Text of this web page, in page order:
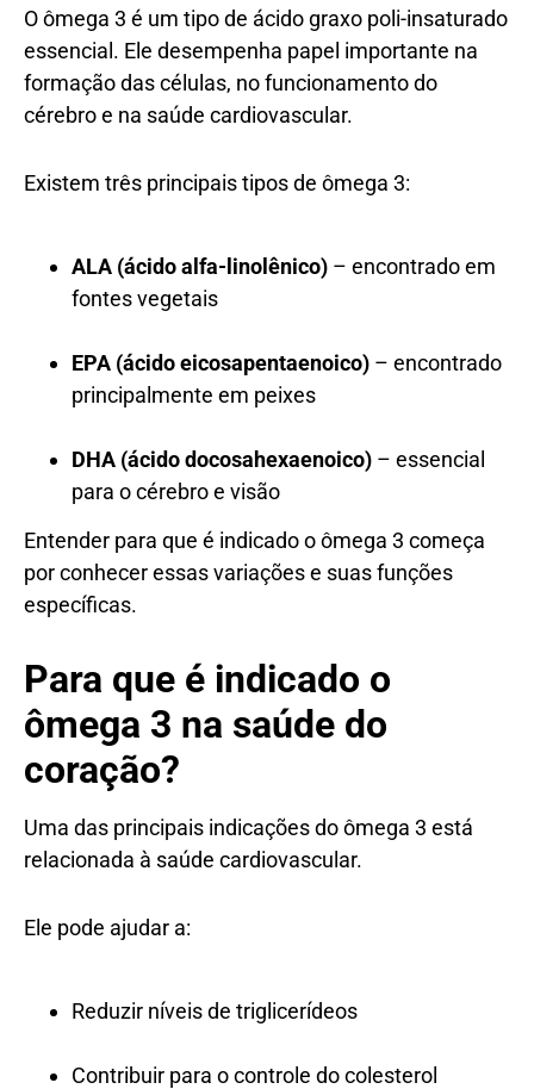
O ômega 3 é um tipo de ácido graxo poli-insaturado
essencial. Ele desempenha papel importante na
formação das células, no funcionamento do
cérebro e na saúde cardiovascular.
Existem três principais tipos de ômega 3:
ALA (ácido alfa-linolênico) – encontrado em
fontes vegetais
EPA (ácido eicosapentaenoico) – encontrado
principalmente em peixes
DHA (ácido docosahexaenoico) – essencial
para o cérebro e visão
Entender para que é indicado o ômega 3 começa
por conhecer essas variações e suas funções
específicas.
Para que é indicado o
ômega 3 na saúde do
coração?
Uma das principais indicações do ômega 3 está
relacionada à saúde cardiovascular.
Ele pode ajudar a:
Reduzir níveis de triglicerídeos
Contribuir para o controle do colesterol